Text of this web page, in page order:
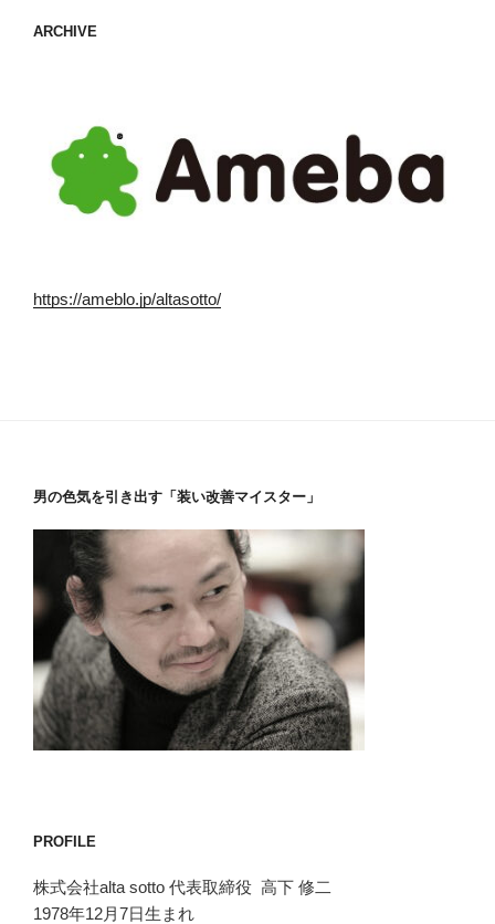
ARCHIVE
https://ameblo.jp/altasotto/
男の色気を引き出す「装い改善マイスター」
PROFILE
株式会社alta sotto 代表取締役 高下 修二
1978年12月7日生まれ